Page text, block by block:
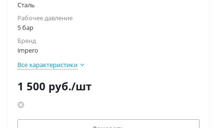
Сталь
Рабочее давление
5 бар
Бренд
impero
Все характеристики
1 500 руб./шт